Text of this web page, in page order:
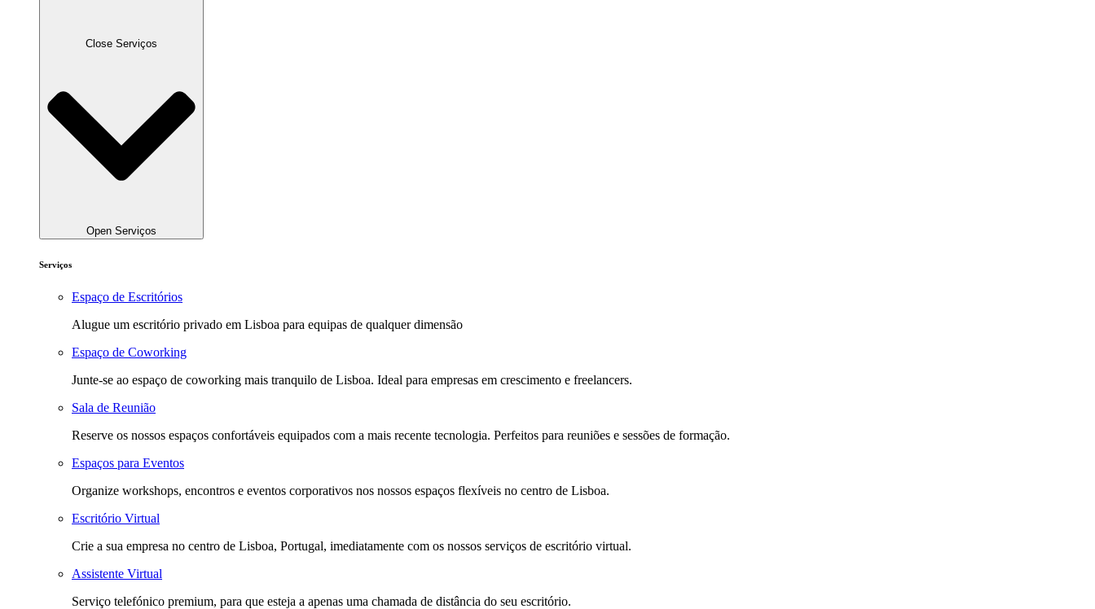
Close Serviços
Open Serviços
Serviços
Espaço de Escritórios
Alugue um escritório privado em Lisboa para equipas de qualquer dimensão
Espaço de Coworking
Junte-se ao espaço de coworking mais tranquilo de Lisboa. Ideal para empresas em crescimento e freelancers.
Sala de Reunião
Reserve os nossos espaços confortáveis equipados com a mais recente tecnologia. Perfeitos para reuniões e sessões de formação.
Espaços para Eventos
Organize workshops, encontros e eventos corporativos nos nossos espaços flexíveis no centro de Lisboa.
Escritório Virtual
Crie a sua empresa no centro de Lisboa, Portugal, imediatamente com os nossos serviços de escritório virtual.
Assistente Virtual
Serviço telefónico premium, para que esteja a apenas uma chamada de distância do seu escritório.